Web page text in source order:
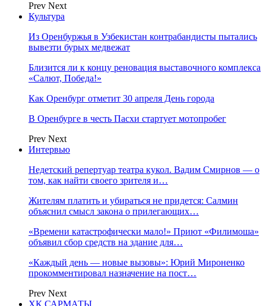
Prev Next
Культура
Из Оренбуржья в Узбекистан контрабандисты пытались
вывезти бурых медвежат
Близится ли к концу реновация выставочного комплекса
«Салют, Победа!»
Как Оренбург отметит 30 апреля День города
В Оренбурге в честь Пасхи стартует мотопробег
Prev Next
Интервью
Недетский репертуар театра кукол. Вадим Смирнов — о
том, как найти своего зрителя и…
Жителям платить и убираться не придется: Салмин
объяснил смысл закона о прилегающих…
«Времени катастрофически мало!» Приют «Филимоша»
объявил сбор средств на здание для…
«Каждый день — новые вызовы»: Юрий Мироненко
прокомментировал назначение на пост…
Prev Next
ХК САРМАТЫ